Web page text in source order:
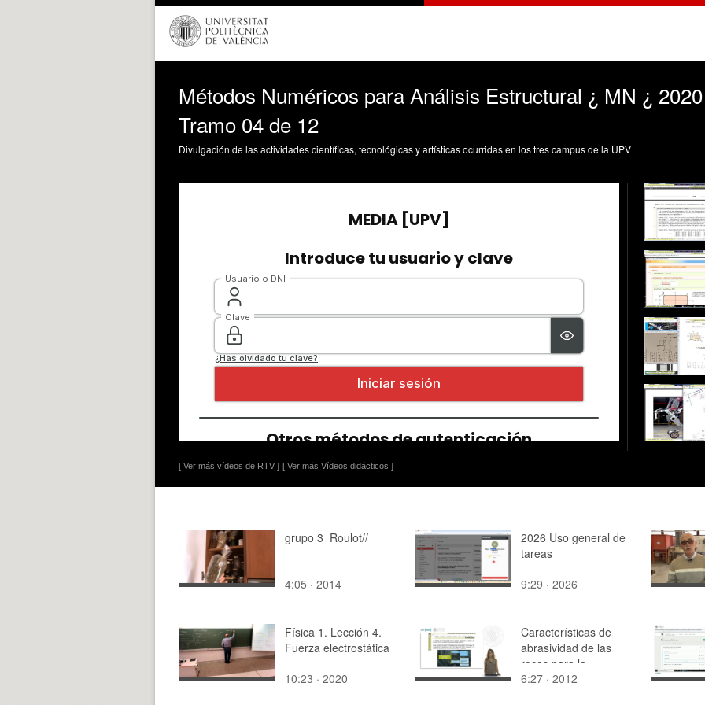
Métodos Numéricos para Análisis Estructural ¿ MN ¿
Tramo 04 de 12
Divulgación de las actividades científicas, tecnológicas y artísticas ocurridas en los tres campus de la UPV
[ Ver más vídeos de RTV ] [ Ver más Vídeos didácticos ]
grupo 3_Roulot//
4:05 · 2014
2026 Uso general de
tareas
9:29 · 2026
Física 1. Lección 4.
Fuerza electrostática
10:23 · 2020
Características de
abrasividad de las
rocas para la
excavación de túneles
6:27 · 2012